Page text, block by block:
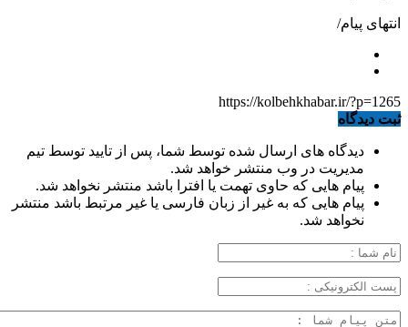
انتهای پیام/
https://kolbehkhabar.ir/?p=1265
ثبت دیدگاه
دیدگاه های ارسال شده توسط شما، پس از تایید توسط تیم
مدیریت در وب منتشر خواهد شد.
پیام هایی که حاوی تهمت یا افترا باشد منتشر نخواهد شد.
پیام هایی که به غیر از زبان فارسی یا غیر مرتبط باشد منتشر
نخواهد شد.